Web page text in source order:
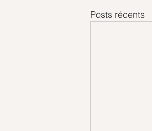
Posts récents